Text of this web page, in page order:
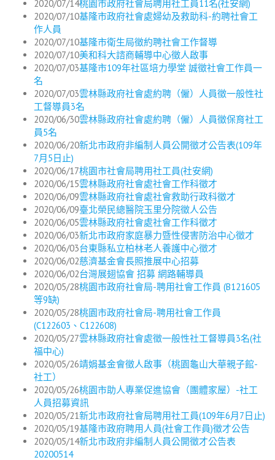
2020/07/14桃園市政府社會局聘用社工員11名(社安網)
2020/07/10基隆市政府社會處婦幼及救助科-約聘社會工
作人員
2020/07/10基隆市衛生局徵約聘社會工作督導
2020/07/10美和科大諮商輔導中心徵人啟事
2020/07/03基隆市109年社區培力學堂 誠徵社會工作員一
名
2020/07/03雲林縣政府社會處約聘（僱）人員徵一般性社
工督導員3名
2020/06/30雲林縣政府社會處約聘（僱）人員徵保育社工
員5名
2020/06/20新北市政府非編制人員公開徵才公告表(109年
7月5日止)
2020/06/17桃園市社會局聘用社工員(社安網)
2020/06/15雲林縣政府社會處社會工作科徵才
2020/06/09雲林縣政府社會處社會救助行政科徵才
2020/06/09臺北榮民總醫院玉里分院徵人公告
2020/06/05雲林縣政府社會處社會工作科徵才
2020/06/03新北市政府家庭暴力暨性侵害防治中心徵才
2020/06/03台東縣私立柏林老人養護中心徵才
2020/06/02慈濟基金會長照推展中心招募
2020/06/02台灣展翅協會 招募 網路輔導員
2020/05/28桃園市政府社會局-聘用社會工作員 (B121605
等9缺)
2020/05/28桃園市政府社會局-聘用社會工作員
(C122603、C122608)
2020/05/27雲林縣政府社會處徵一般性社工督導員3名(社
福中心)
2020/05/26靖娟基金會徵人啟事（桃園龜山大華親子館-
社工）
2020/05/26桃園市助人專業促進協會（團體家屋）-社工
人員招募資訊
2020/05/21新北市政府社會局聘用社工員(109年6月7日止)
2020/05/19基隆市政府聘用人員(社會工作員)徵才公告
2020/05/14新北市政府非編制人員公開徵才公告表
20200514